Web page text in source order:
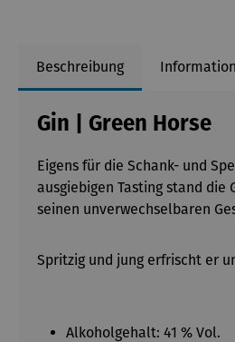
Beschreibung
Gin | Green Horse
Eigens für die Schank- und
ausgiebigen Tasting stand
seinen unverwechselbaren
Spritzig und jung erfrischt er
Alkoholgehalt: 41 % Vol.